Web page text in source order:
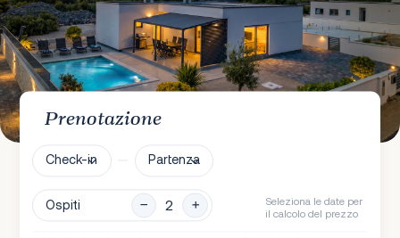
Prenotazione
Check-in Partenza
Ospiti
Seleziona le date per
il calcolo del prezzo